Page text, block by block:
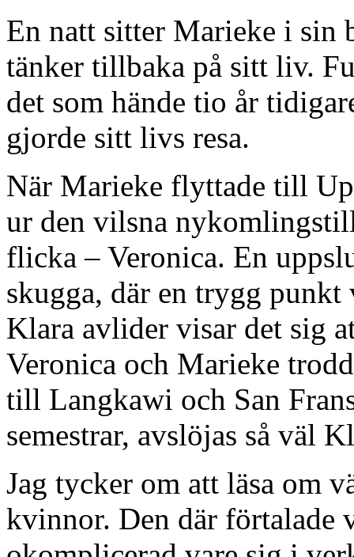
En natt sitter Marieke i sin
tänker tillbaka på sitt liv.
det som hände tio år
gjorde sitt livs resa.
När Marieke flyttade till
ur den vilsna
flicka – Veronica. En
skugga, där en trygg
Klara avlider visar det sig
Veronica och Marieke
till Langkawi och San
semestrar, avslöjas så väl
Jag tycker om att läsa om
kvinnor. Den där förtalade